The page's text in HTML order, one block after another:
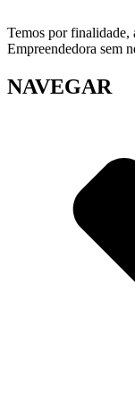
Temos por finalidade,
Empreendedora sem
NAVEGAR